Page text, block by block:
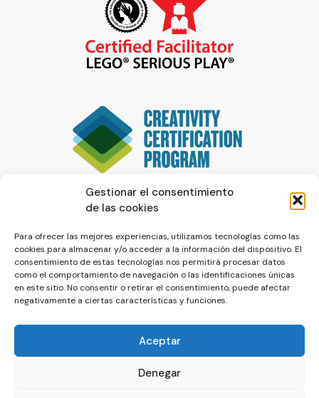
Gestionar el consentimiento
de las cookies
Para ofrecer las mejores experiencias, utilizamos tecnologías como las
cookies para almacenar y/o acceder a la información del dispositivo. El
consentimiento de estas tecnologías nos permitirá procesar datos
como el comportamiento de navegación o las identificaciones únicas
en este sitio. No consentir o retirar el consentimiento, puede afectar
negativamente a ciertas características y funciones.
Aceptar
Denegar